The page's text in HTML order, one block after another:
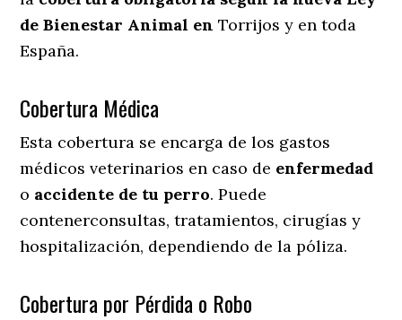
de Bienestar Animal enTorrijos y en toda
España.
Cobertura Médica
Esta cobertura se encarga de los gastos
médicos veterinarios en caso de enfermedad
o accidente de tu perro. Puede
contenerconsultas, tratamientos, cirugías y
hospitalización, dependiendo de la póliza.
Cobertura por Pérdida o Robo